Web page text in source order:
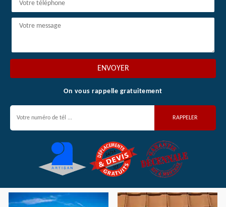
On vous rappelle gratuitement